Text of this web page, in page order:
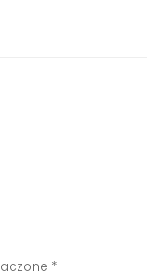
*